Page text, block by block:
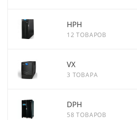
HPH
12 ТОВАРОВ
VX
3 ТОВАРА
DPH
58 ТОВАРОВ